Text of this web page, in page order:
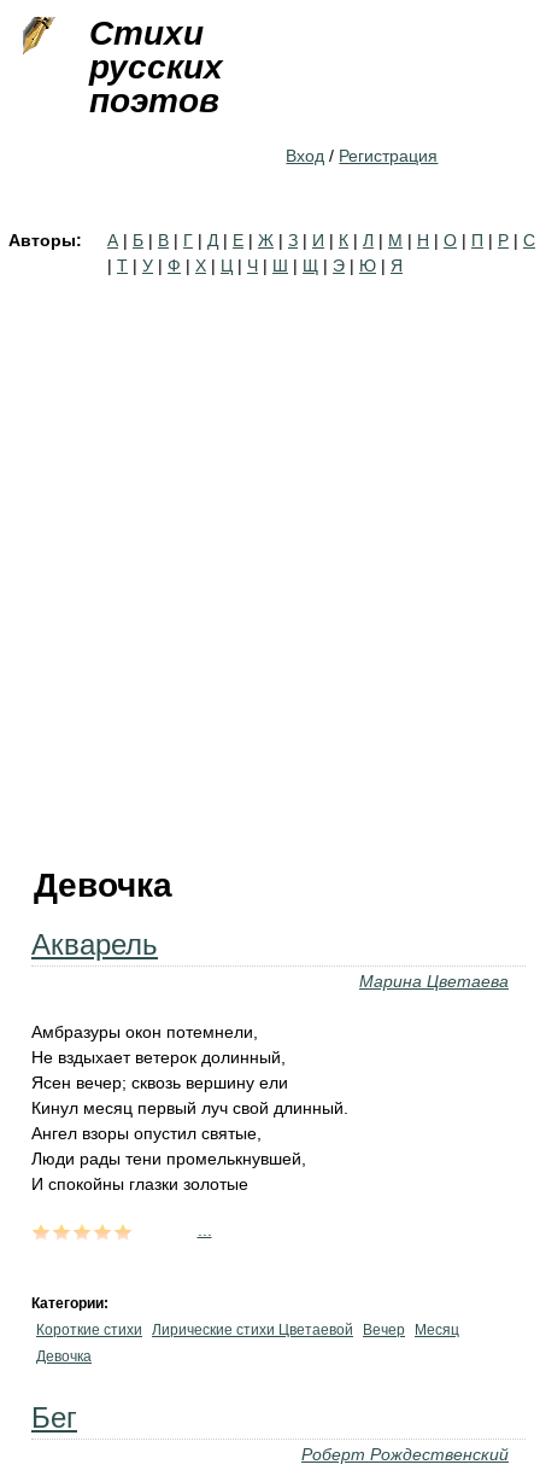
Стихи
русских
поэтов
Вход / Регистрация
Авторы: А | Б | В | Г | Д | Е | Ж | З | И | К | Л | М | Н | О | П | Р | С
| Т | У | Ф | Х | Ц | Ч | Ш | Щ | Э | Ю | Я
Девочка
Акварель
Марина Цветаева
Амбразуры окон потемнели,
Не вздыхает ветерок долинный,
Ясен вечер; сквозь вершину ели
Кинул месяц первый луч свой длинный.
Ангел взоры опустил святые,
Люди рады тени промелькнувшей,
И спокойны глазки золотые
Категории:
Короткие стихи
Лирические стихи Цветаевой Вечер
Месяц
Девочка
Бег
Роберт Рождественский